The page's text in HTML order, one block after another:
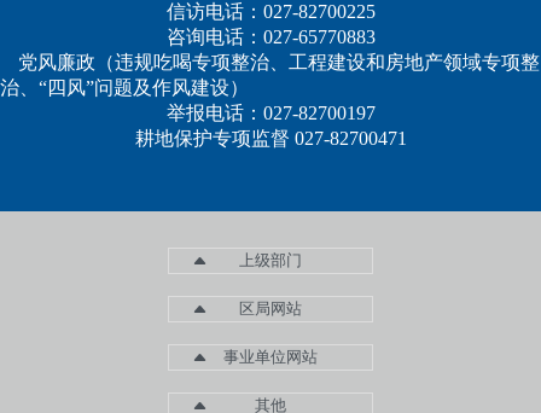
信访电话：027-82700225
咨询电话：027-65770883
党风廉政（违规吃喝专项整治、工程建设和房地产领域专项整
治、“四风”问题及作风建设）
举报电话：027-82700197
耕地保护专项监督 027-82700471
上级部门
区局网站
事业单位网站
其他